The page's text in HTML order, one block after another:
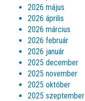
2026 május
2026 április
2026 március
2026 február
2026 január
2025 december
2025 november
2025 október
2025 szeptember